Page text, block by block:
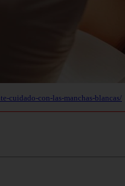
cuidado-con-las-manchas-blancas/